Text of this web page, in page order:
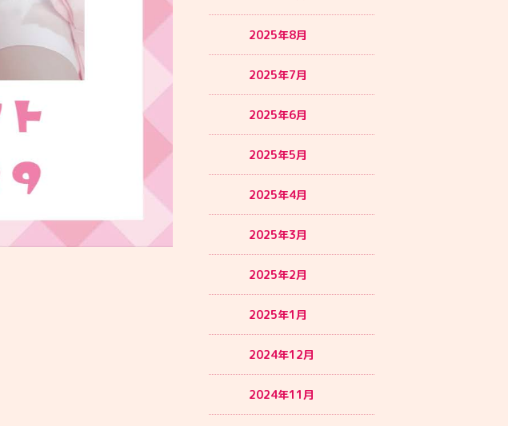
2025年8月
2025年7月
2025年6月
2025年5月
2025年4月
2025年3月
2025年2月
2025年1月
2024年12月
2024年11月